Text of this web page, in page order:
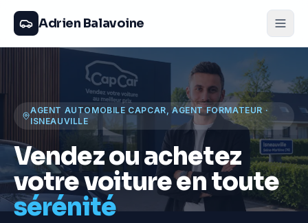
Adrien Balavoine
AGENT AUTOMOBILE CAPCAR, AGENT FORMATEUR ·
ISNEAUVILLE
Vendez ou achetez
votre voiture en toute
sérénité